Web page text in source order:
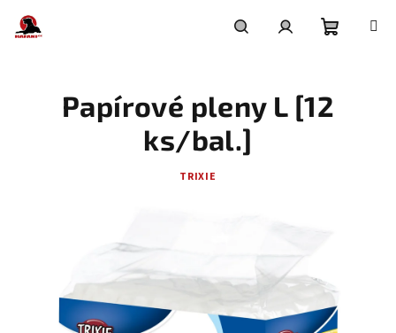
obsah
košík
Papírové pleny L [12
ks/bal.]
TRIXIE